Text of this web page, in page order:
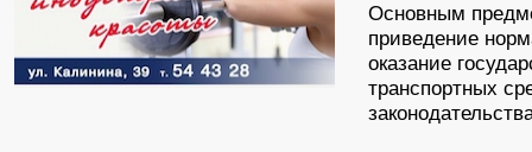
Основным
приведение
оказание
транспортных